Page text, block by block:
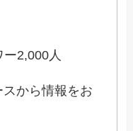
ー2,000人
から情報をお